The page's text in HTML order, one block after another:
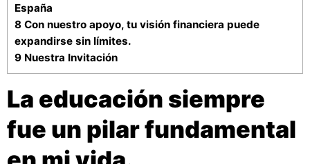
España
8 Con nuestro apoyo, tu visión financiera puede
expandirse sin límites.
9 Nuestra Invitación
La educación siempre
fue un pilar fundamental